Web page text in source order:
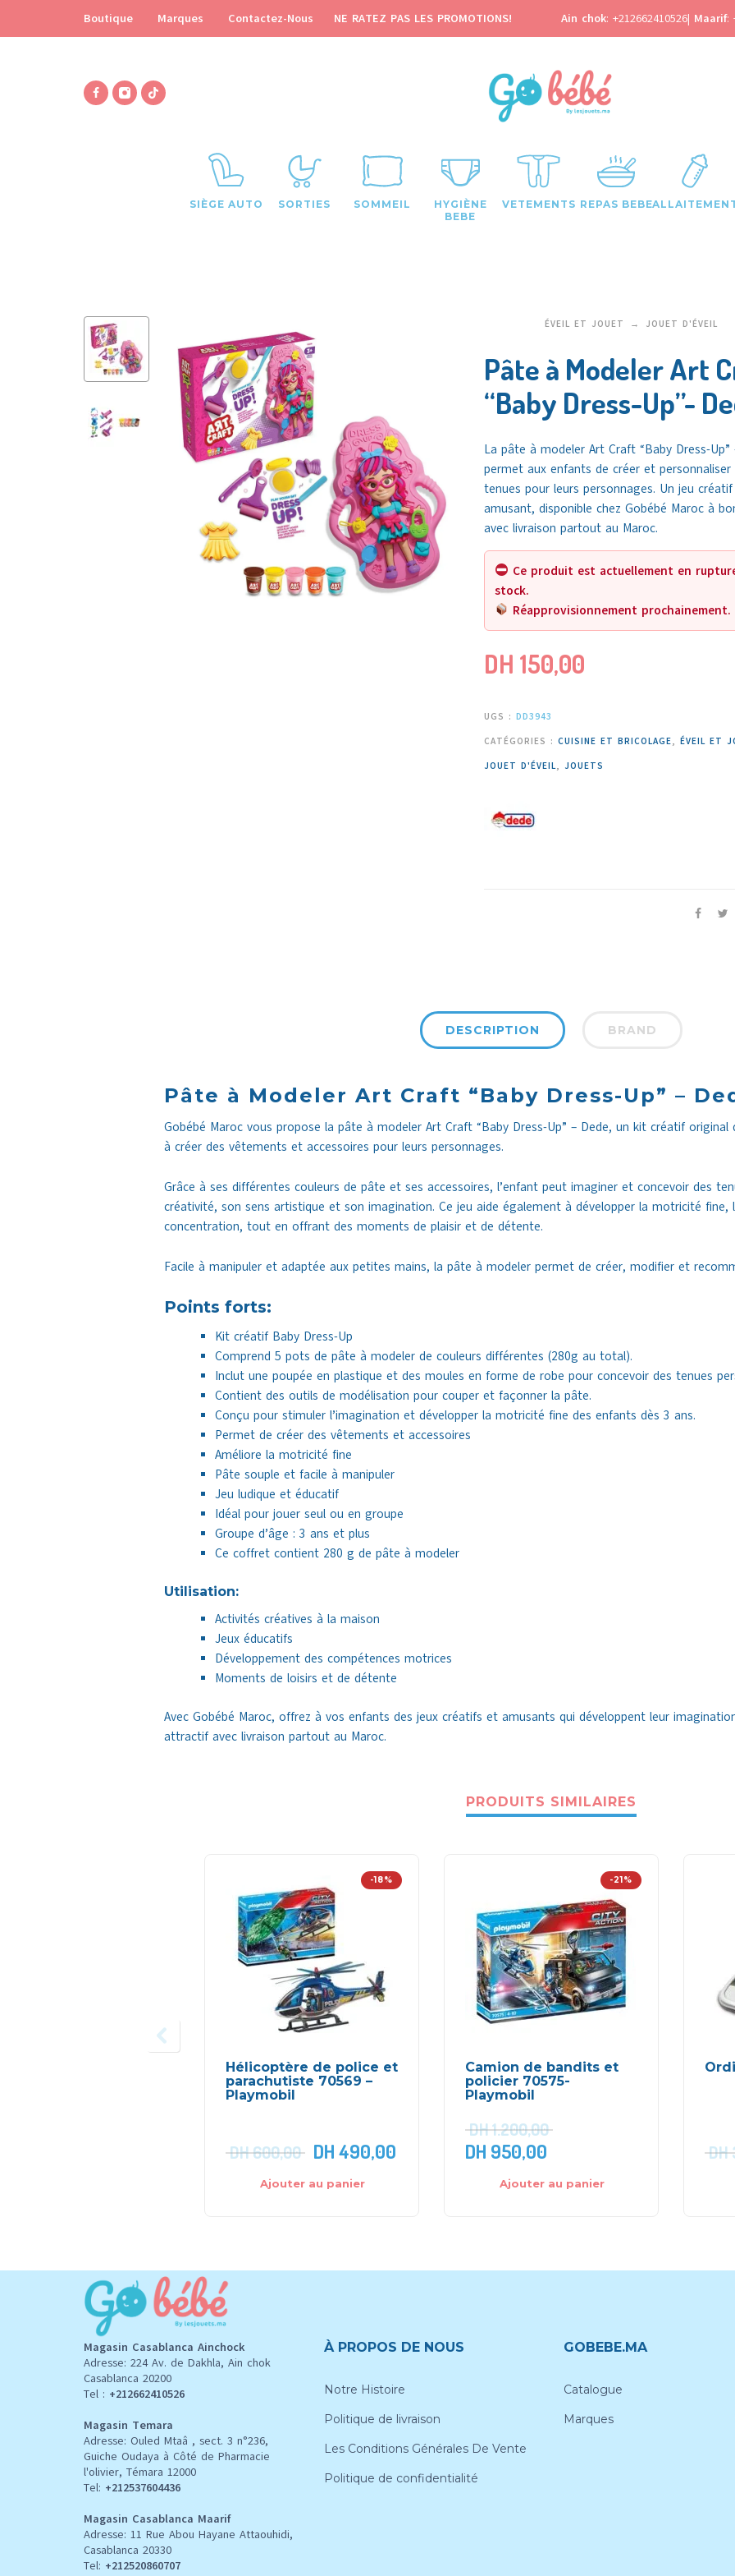
Boutique Marques Contactez-Nous NE RATEZ PAS LES PROMOTIONS! Ain chok: +212662410526| Maarif:
SIÈGE AUTO SORTIES SOMMEIL
HYGIÈNE
BEBE
VETEMENTS REPAS BEBE
ÉVEIL ET JOUET JOUET D'ÉVEIL
Pâte à Modeler Art
“Baby Dress-Up”-
La pâte à modeler Art Craft “Baby Dress-Up”
permet aux enfants de créer et personnaliser
tenues pour leurs personnages. Un jeu
amusant, disponible chez Gobébé Maroc à
avec livraison partout au Maroc.
Ce produit est actuellement en
stock.
Réapprovisionnement prochainement.
DH 150,00
UGS : DD3943
CATÉGORIES : CUISINE ET BRICOLAGE, ÉVEIL ET
JOUET D'ÉVEIL, JOUETS
DESCRIPTION BRAND
Pâte à Modeler Art Craft “Baby Dress-Up” –
Gobébé Maroc vous propose la pâte à modeler Art Craft “Baby Dress-Up” – Dede, un kit créatif
à créer des vêtements et accessoires pour leurs personnages.
Grâce à ses différentes couleurs de pâte et ses accessoires, l’enfant peut imaginer et concevoir des
créativité, son sens artistique et son imagination. Ce jeu aide également à développer la motricité
concentration, tout en offrant des moments de plaisir et de détente.
Facile à manipuler et adaptée aux petites mains, la pâte à modeler permet de créer, modifier et
Points forts:
Kit créatif Baby Dress-Up
Comprend 5 pots de pâte à modeler de couleurs différentes (280g au total).
Inclut une poupée en plastique et des moules en forme de robe pour concevoir des tenues
Contient des outils de modélisation pour couper et façonner la pâte.
Conçu pour stimuler l’imagination et développer la motricité fine des enfants dès 3 ans.
Permet de créer des vêtements et accessoires
Améliore la motricité fine
Pâte souple et facile à manipuler
Jeu ludique et éducatif
Idéal pour jouer seul ou en groupe
Groupe d’âge : 3 ans et plus
Ce coffret contient 280 g de pâte à modeler
Utilisation:
Activités créatives à la maison
Jeux éducatifs
Développement des compétences motrices
Moments de loisirs et de détente
Avec Gobébé Maroc, offrez à vos enfants des jeux créatifs et amusants qui développent leur
attractif avec livraison partout au Maroc.
PRODUITS SIMILAIRES
-18%
Hélicoptère de police et
parachutiste 70569 –
Playmobil
DH600,00 DH 490,00
Ajouter au panier
-21%
Camion de bandits et
policier 70575-
Playmobil
DH1.200,00
DH 950,00
Ajouter au panier
DH
Magasin Casablanca Ainchock
Adresse: 224 Av. de Dakhla, Ain chok
Casablanca 20200
Tel : +212662410526
Magasin Temara
Adresse: Ouled Mtaâ , sect. 3 n°236,
Guiche Oudaya à Côté de Pharmacie
l'olivier, Témara 12000
Tel: +212537604436
Magasin Casablanca Maarif
Adresse: 11 Rue Abou Hayane Attaouhidi,
Casablanca 20330
Tel: +212520860707
À PROPOS DE NOUS
Notre Histoire
Politique de livraison
Les Conditions Générales De Vente
Politique de confidentialité
GOBEBE.MA
Catalogue
Marques